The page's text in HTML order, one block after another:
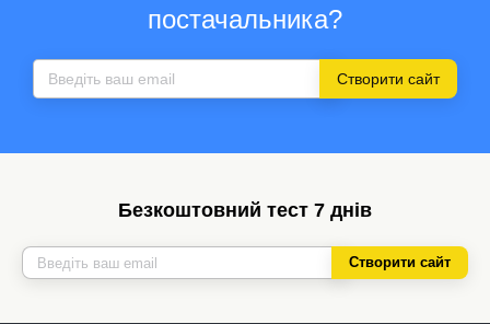
постачальника?
Створити сайт
Безкоштовний тест 7 днів
Створити сайт